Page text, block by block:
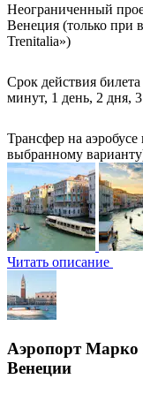
Неограниченный
Венеция (только при
Trenitalia»)
Срок действия
минут, 1 день, 2 дня,
Трансфер на
выбранному
Читать описание
Аэропорт Марко
Венеции